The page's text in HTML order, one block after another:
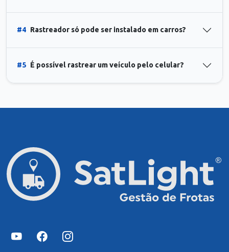
#4 Rastreador só pode ser instalado em carros?
#5 É possível rastrear um veículo pelo celular?